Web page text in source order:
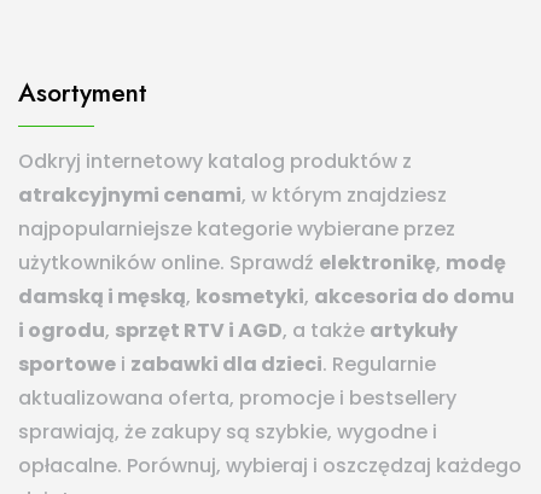
Asortyment
Odkryj internetowy katalog produktów z
atrakcyjnymi cenami, w którym znajdziesz
najpopularniejsze kategorie wybierane przez
użytkowników online. Sprawdź elektronikę, modę
damską i męską, kosmetyki, akcesoria do domu
i ogrodu, sprzęt RTV i AGD, a także artykuły
sportowe i zabawki dla dzieci. Regularnie
aktualizowana oferta, promocje i bestsellery
sprawiają, że zakupy są szybkie, wygodne i
opłacalne. Porównuj, wybieraj i oszczędzaj każdego